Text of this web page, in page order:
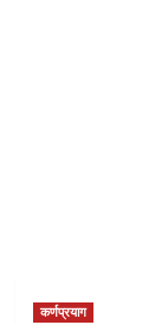
कर्णप्रयाग